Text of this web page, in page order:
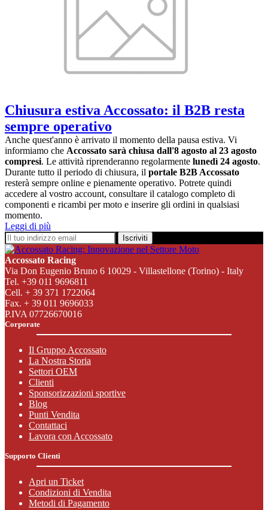
Chiusura estiva Accossato: il B2B resta
sempre operativo
Anche quest'anno è arrivato il momento della pausa estiva. Vi
informiamo che Accossato sarà chiusa dall'8 agosto al 23 agosto
compresi. Le attività riprenderanno regolarmente lunedì 24 agosto.
Durante tutto il periodo di chiusura, il portale B2B Accossato
resterà sempre online e pienamente operativo. Potrete quindi
accedere al vostro account, consultare il catalogo completo di
componenti e ricambi per moto e inserire gli ordini in qualsiasi
momento.
Leggi di più
Iscriviti
Accossato Racing
Via Don Eugenio Bruno 6 10029 - Villastellone (Torino) - Italy
Tel. +39 011 9696811
Cell. + 39 371 1722064
Fax. + 39 011 9696033
P.IVA 07726670016
Corporate
Il Gruppo Accossato
La Nostra Storia
Settori OEM
Clienti
Sponsorizzazioni sportive
Blog
Punti Vendita
Contattaci
Lavora con Accossato
Supporto Clienti
Apri un Ticket
Condizioni di Vendita
Metodi di Pagamento